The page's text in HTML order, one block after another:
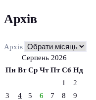
Архів
Архів
Серпень 2026
Пн Вт Ср Чт Пт Сб Нд
1
2
3
4 5 6 7 8
9